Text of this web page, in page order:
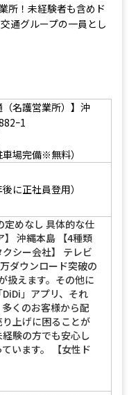
所！未経験者も含めド
通グループの一員とし
（名護営業所）】沖
ｰ1
場完備※無料）
に正社員登用）
定めなし 具体的な仕
】 沖縄本島 【4種類
シー会社】 テレビ
ダウンロード突破の
扱えます。その他に
」アプリ、それ
くのお客様から配
上げに困ることが
験の方でも安心し
います。 【女性ド